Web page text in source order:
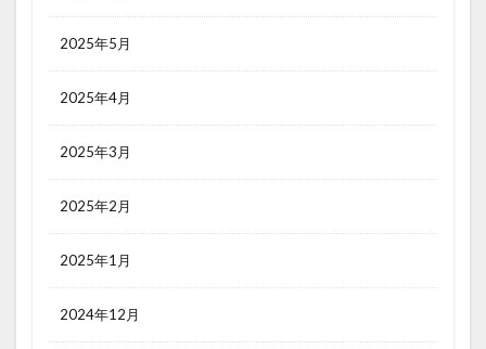
2025年5月
2025年4月
2025年3月
2025年2月
2025年1月
2024年12月